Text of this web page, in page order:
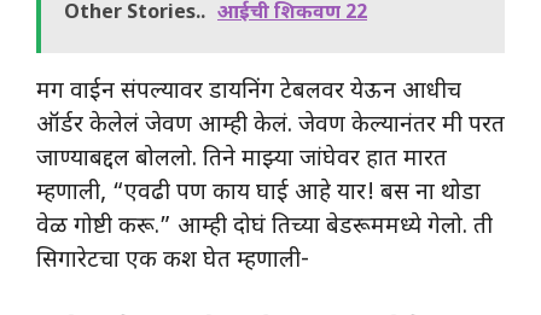
Other Stories.. आईची शिकवण 22
मग वाईन संपल्यावर डायनिंग टेबलवर येऊन आधीच
ऑर्डर केलेलं जेवण आम्ही केलं. जेवण केल्यानंतर मी परत
जाण्याबद्दल बोललो. तिने माझ्या जांघेवर हात मारत
म्हणाली, “एवढी पण काय घाई आहे यार! बस ना थोडा
वेळ गोष्टी करू.” आम्ही दोघं तिच्या बेडरूममध्ये गेलो. ती
सिगारेटचा एक कश घेत म्हणाली-